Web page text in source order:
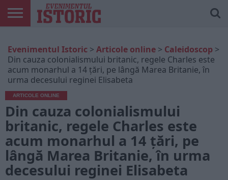
ONLINE
EDIȚII
TIPĂRITE
ISTORIC
PLAY
CONTUL
MEU
Evenimentul Istoric > Articole online > Caleidoscop >
Din cauza colonialismului britanic, regele Charles este
acum monarhul a 14 țări, pe lângă Marea Britanie, în
urma decesului reginei Elisabeta
ARTICOLE ONLINE
Din cauza colonialismului
britanic, regele Charles este
acum monarhul a 14 țări, pe
lângă Marea Britanie, în urma
decesului reginei Elisabeta